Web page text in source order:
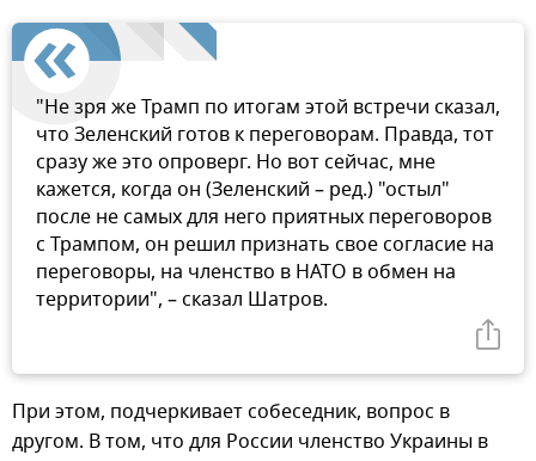
"Не зря же Трамп по итогам этой встречи сказал,
что Зеленский готов к переговорам. Правда, тот
сразу же это опроверг. Но вот сейчас, мне
кажется, когда он (Зеленский – ред.) "остыл"
после не самых для него приятных переговоров
с Трампом, он решил признать свое согласие на
переговоры, на членство в НАТО в обмен на
территории", – сказал Шатров.
При этом, подчеркивает собеседник, вопрос в
другом. В том, что для России членство Украины в